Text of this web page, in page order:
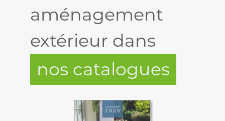
aménagement
extérieur dans
nos catalogues